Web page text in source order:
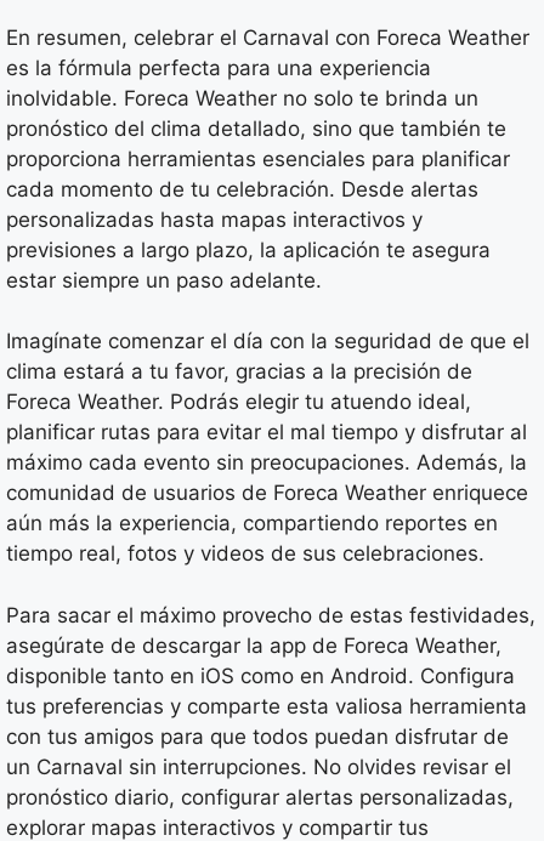
En resumen, celebrar el Carnaval con Foreca Weather
es la fórmula perfecta para una experiencia
inolvidable. Foreca Weather no solo te brinda un
pronóstico del clima detallado, sino que también te
proporciona herramientas esenciales para planificar
cada momento de tu celebración. Desde alertas
personalizadas hasta mapas interactivos y
previsiones a largo plazo, la aplicación te asegura
estar siempre un paso adelante.
Imagínate comenzar el día con la seguridad de que el
clima estará a tu favor, gracias a la precisión de
Foreca Weather. Podrás elegir tu atuendo ideal,
planificar rutas para evitar el mal tiempo y disfrutar al
máximo cada evento sin preocupaciones. Además, la
comunidad de usuarios de Foreca Weather enriquece
aún más la experiencia, compartiendo reportes en
tiempo real, fotos y videos de sus celebraciones.
Para sacar el máximo provecho de estas festividades,
asegúrate de descargar la app de Foreca Weather,
disponible tanto en iOS como en Android. Configura
tus preferencias y comparte esta valiosa herramienta
con tus amigos para que todos puedan disfrutar de
un Carnaval sin interrupciones. No olvides revisar el
pronóstico diario, configurar alertas personalizadas,
explorar mapas interactivos y compartir tus